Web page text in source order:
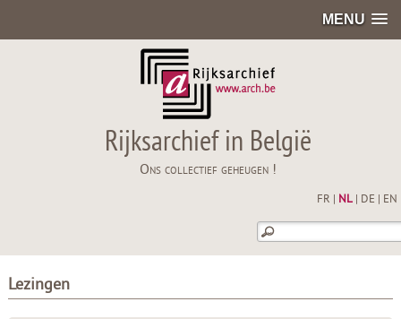
MENU
Rijksarchief in België
Ons collectief geheugen !
FR NL| DE EN
Lezingen